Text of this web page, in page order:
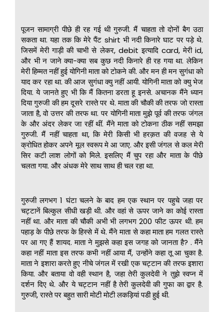
पूजन सामाग्री पीछे ही रह गई थी गुरुजी. मैं चाहता तो दोनों बैग उठा
सकता था. यहा तक कि मेरे पैंट shirt भी नदी किनारे घाट पर पड़े थे.
जिसमें मेरी गाड़ी की चाभी से लेकर, debit इत्यादि card, मेरी id,
और भी न जाने क्या-क्या सब कुछ नदी किनारे ही रह गया था. लेकिन
मेरी हिम्मत नहीं हुई योगिनी माता को टोकने की. और मन ही मन सुगंधा को
याद कर रहा था. की आज सुगंधा क्यु नहीं आयी. योगिनी माता को क्यु भेज
दिया. ये जानते हुए भी कि मैं कितना डरता हू इनसे. अचानक मैंने ध्यान
दिया गुरुजी की हम दूसरे रास्ते पर थे. माता की चौकी की तरफ जो रास्ता
जाता है, वो उत्तर की तरफ था. पर योगिनी माता मुझे पूर्व की तरफ जंगल
के और अंदर लेकर जा रहीं थीं. मैंने माता को टोकना ठीक नहीं समझा
गुरुजी. मैं नहीं चाहता था, कि मेरी किसी भी हरक़त की वजह से ये
क्रोधित होकर अपने मूल स्वरूप मे आ जाए. और इसी जंगल से कल मेरी
सिर कटी लाश लोगों को मिले. इसलिए मैं चुप रहा और माता के पीछे
चलता गया. और अंधक मेरे साथ साथ ही चल रहा था.
गुरुजी लगभग 1 घंटा चलने के बाद हम एक स्थान पर पहुचे जहा पर
चट्टानें बिल्कुल सीधी खड़ी थी. और वहां से ऊपर जाने का कोई रास्ता
नहीं था. और माता की चौकी अभी भी लगभग 200 फीट ऊपर थी. हम
पहाड़ के पीछे तरफ के हिस्से में थे. मैंने माता से कहा माता हम गलत रास्ते
पर आ गए हैं शायद. माता ने मुझसे कहा इस जगह को जानता है? . मैंने
कहा नहीं माता इस तरफ कभी नहीं आया मैं, उन्होंने कहा तू आ चुका है.
माता ने इशारा करते हुए नीचे जंगल में रखी एक चट्टान की तरफ इशारा
किया. और बताया वो वही स्थान है, जहा तेरी कुलदेवी ने तुझे स्वप्न में
दर्शन दिए थे. और ये चट्टान नहीं है तेरी कुलदेवी की गुफा का द्वार है.
गुरुजी, रास्ते पर बहुत सारी मोटी मोटी लकड़ियां पडी हुई थी.